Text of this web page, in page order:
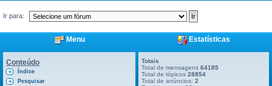
Ir para:
Menu
Conteúdo
Índice
Pesquisar
Estatísticas
Totais
Total de mensagens64185
Total de tópicos28854
Total de anúncios:2